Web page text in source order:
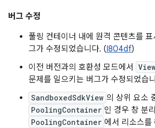
버그 수정
풀링 컨테이너 내에 원격 콘텐츠를
그가 수정되었습니다. (I804df)
이전 버전과의 호환성 모드에서
문제를 일으키는 버그가 수정되었습
SandboxedSdkView 의 상위 요소
PoolingContainer 인 경우 창 분
PoolingContainer 에서 리소스를